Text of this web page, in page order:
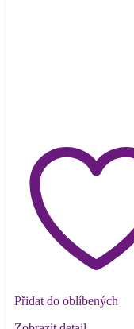
Přidat do oblíbených